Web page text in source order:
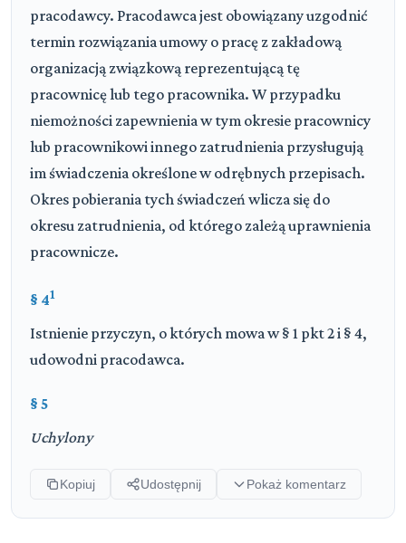
pracodawcy. Pracodawca jest obowiązany uzgodnić
termin rozwiązania umowy o pracę z zakładową
organizacją związkową reprezentującą tę
pracownicę lub tego pracownika. W przypadku
niemożności zapewnienia w tym okresie pracownicy
lub pracownikowi innego zatrudnienia przysługują
im świadczenia określone w odrębnych przepisach.
Okres pobierania tych świadczeń wlicza się do
okresu zatrudnienia, od którego zależą uprawnienia
pracownicze.
§ 41
Istnienie przyczyn, o których mowa w § 1 pkt 2 i § 4,
udowodni pracodawca.
§ 5
Uchylony
Kopiuj Udostępnij Pokaż komentarz